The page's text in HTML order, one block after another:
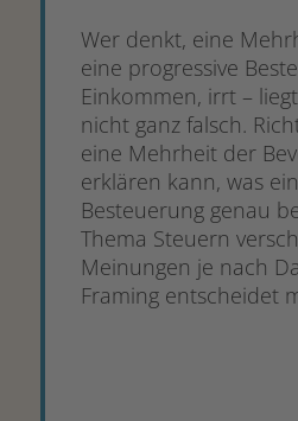
Wer denkt, eine
eine progressive
Einkommen, irrt –
nicht ganz falsch.
eine Mehrheit der
erklären kann, was
Besteuerung genau
Thema Steuern
Meinungen je nach
Framing entscheidet